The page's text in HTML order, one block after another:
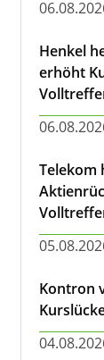
Henkel
erhöht
Telekom
Kontron